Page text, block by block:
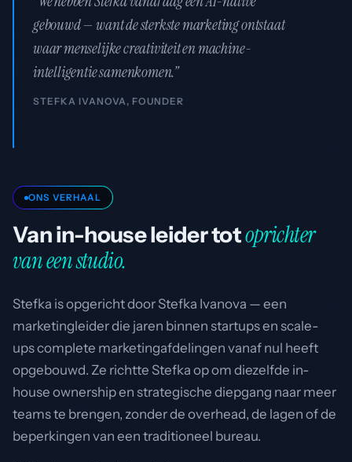
gebouwd — want de sterkste marketing ontstaat
waar menselijke creativiteit en machine-
intelligentie samenkomen.”
STEFKA IVANOVA, FOUNDER
ONS VERHAAL
Van in-house leider totoprichter
van een studio.
Stefka is opgericht door Stefka Ivanova — een
marketingleider die jaren binnen startups en scale-
ups complete marketingafdelingen vanaf nul heeft
opgebouwd. Ze richtte Stefka op om diezelfde in-
house ownership en strategische diepgang naar meer
teams te brengen, zonder de overhead, de lagen of de
beperkingen van een traditioneel bureau.